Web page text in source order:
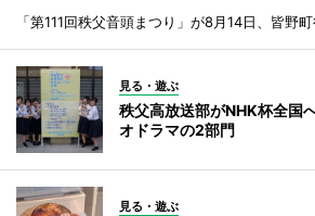
「第111回秩父音頭まつり」が8月14日、皆野
見る・遊ぶ
秩父高放送部がNHK杯全
オドラマの2部門
見る・遊ぶ